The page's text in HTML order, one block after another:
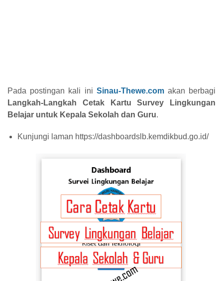
Pada postingan kali ini Sinau-Thewe.comakan berbagi
Langkah-Langkah Cetak Kartu Survey Lingkungan
Belajar untuk Kepala Sekolah dan Guru.
Kunjungi laman https://dashboardslb.kemdikbud.go.id/